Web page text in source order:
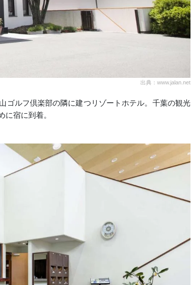
出典：www.jalan.net
ゴルフ倶楽部の隣に建つリゾートホテル。千葉の観光
に宿に到着。